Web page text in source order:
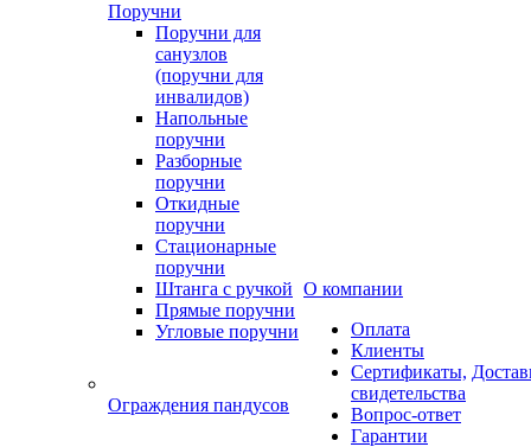
Поручни
Поручни для
санузлов
(поручни для
инвалидов)
Напольные
поручни
Разборные
поручни
Откидные
поручни
Стационарные
поручни
Штанга с ручкой
Прямые поручни
Угловые поручни
Ограждения пандусов
О компании
Оплата
Клиенты
Сертификаты,
свидетельства
Вопрос-ответ
Гарантии